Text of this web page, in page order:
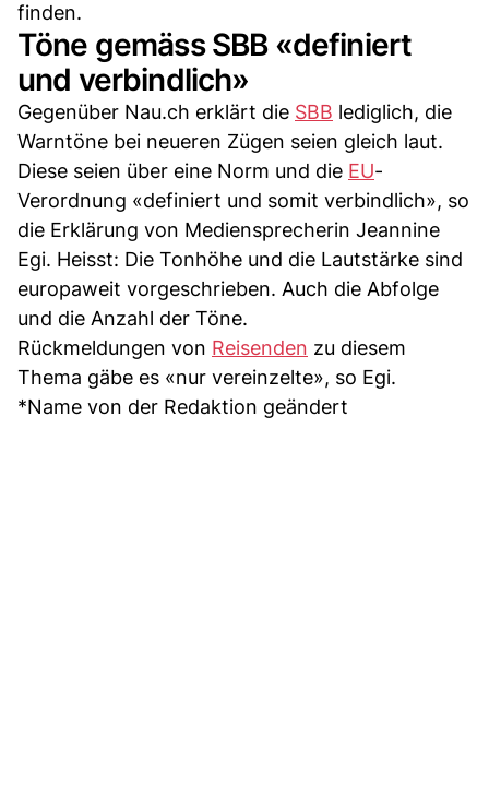
finden.
Töne gemäss SBB «definiert
und verbindlich»
Gegenüber Nau.ch erklärt die SBB lediglich, die
Warntöne bei neueren Zügen seien gleich laut.
Diese seien über eine Norm und die EU-
Verordnung «definiert und somit verbindlich», so
die Erklärung von Mediensprecherin Jeannine
Egi. Heisst: Die Tonhöhe und die Lautstärke sind
europaweit vorgeschrieben. Auch die Abfolge
und die Anzahl der Töne.
Rückmeldungen von Reisenden zu diesem
Thema gäbe es «nur vereinzelte», so Egi.
*Name von der Redaktion geändert